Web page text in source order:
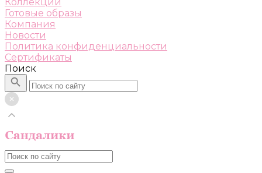
Готовые образы
Компания
Новости
Политика конфиденциальности
Сертификаты
Поиск